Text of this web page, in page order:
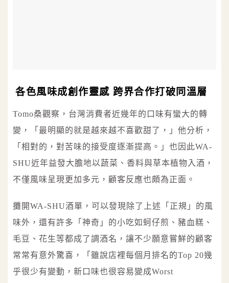
各色風味成創作靈感 跨界合作打破同溫層
Tomo桑觀察，台灣消費者近幾年的口味有蠻大的轉
變，「最明顯的就是越來越不喜歡甜了，」他分析，
「相對的，對苦味的接受度逐漸提高。」也因此WA-
SHU近年益發大膽地以蔬菜、香料與草本植物入酒，
不僅風味呈現更加多元，顧客反應也頗為正面。
攤開WA-SHU酒單，可以發現除了上述「正規」的風
味外，還有許多「神奇」的小吃如蚵仔煎、豬血糕、
毛豆、花生等都成了調酒名，讓不少願意嘗鮮的顧客
常常有意外驚喜，「雖說店裡每個月排名的Top 20幾
乎很少有變動，新口味也很容易變成Worst